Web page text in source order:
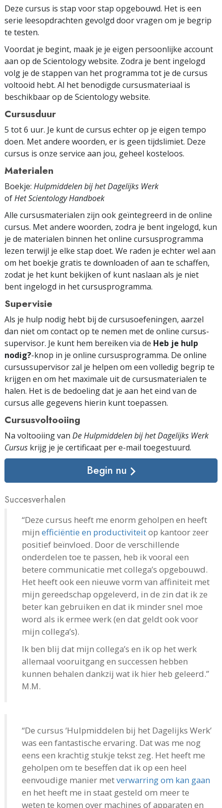
Deze cursus is stap voor stap opgebouwd. Het is een
serie leesopdrachten gevolgd door vragen om je begrip
te testen.
Voordat je begint, maak je je eigen persoonlijke account
aan op de Scientology website. Zodra je bent ingelogd
volg je de stappen van het programma tot je de cursus
voltooid hebt. Al het benodigde cursus­materiaal is
beschikbaar op de Scientology website.
Cursusduur
5 tot 6 uur. Je kunt de cursus echter op je eigen tempo
doen. Met andere woorden, er is geen tijdslimiet. Deze
cursus is onze service aan jou, geheel kosteloos.
Materialen
Boekje: Hulpmiddelen bij het Dagelijks Werk
ofHet Scientology Handboek
Alle cursusmaterialen zijn ook geïntegreerd in de online
cursus. Met andere woorden, zodra je bent ingelogd, kun
je de materialen binnen het online cursus­programma
lezen terwijl je elke stap doet. We raden je echter wel aan
om het boekje gratis te downloaden of aan te schaffen,
zodat je het kunt bekijken of kunt naslaan als je niet
bent ingelogd in het cursusprogramma.
Supervisie
Als je hulp nodig hebt bij de cursusoefeningen, aarzel
dan niet om contact op te nemen met de online cursus­
supervisor. Je kunt hem bereiken via de Heb je hulp
nodig?-knop in je online cursus­programma. De online
cursussupervisor zal je helpen om een volledig begrip te
krijgen en om het maximale uit de cursus­materialen te
halen. Het is de bedoeling dat je aan het eind van de
cursus alle gegevens hierin kunt toepassen.
Cursusvoltooiing
Na voltooiing van De Hulpmiddelen bij het Dagelijks Werk
Cursus krijg je je certificaat per e-mail toegestuurd.
Begin nu
Succesverhalen
“Deze cursus heeft me enorm geholpen en heeft
mijn efficiëntie en productiviteitop kantoor zeer
positief beïnvloed. Door de verschillende
onderdelen toe te passen, heb ik vooral een
betere communicatie met collega’s opgebouwd.
Het heeft ook een nieuwe vorm van affiniteit met
mijn gereedschap opgeleverd, in de zin dat ik ze
beter kan gebruiken en dat ik minder snel moe
word als ik ermee werk (en dat geldt ook voor
mijn collega’s).
Ik ben blij dat mijn collega’s en ik op het werk
allemaal vooruitgang en successen hebben
kunnen behalen dankzij wat ik hier heb geleerd.”
M.M.
“De cursus ‘Hulpmiddelen bij het Dagelijks Werk’
was een fantastische ervaring. Dat was me nog
eens een krachtig stukje tekst zeg. Het heeft me
geholpen om te beseffen dat ik op een heel
eenvoudige manier metverwarring om kan gaan
en het heeft me in staat gesteld om meer te
weten te komen over machines of apparaten en